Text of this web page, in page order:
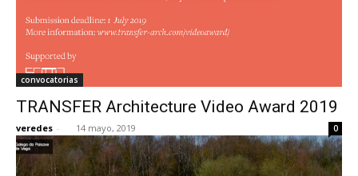
convocatorias
TRANSFER Architecture Video Award 2019
veredes - 14 mayo, 2019 0